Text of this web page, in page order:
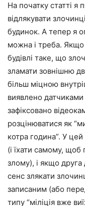
На початку статті я
відлякувати
будинок. А тепер я
можна і треба. Якщо
будівлі таке, що
зламати зовнішню
більш міцною
виявлено датчиками
зафіксовано
розцінюватися як
котра година”. У
(і їхати самому, щоб
злому), і якщо друга
сенс злякати
записаним (або
типу “міліція вже